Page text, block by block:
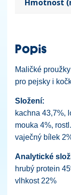
Hmotnost
Popis
Maličké
pro pejsky i
Složení:
kachna 43,7%,
mouka 4%,
vaječný bílek
Analytické
hrubý protein
vlhkost 22%